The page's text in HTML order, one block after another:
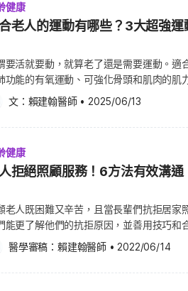
工作佔了所有的時間，不然就失去退休的
資在對的地方，別等到退休後才手忙腳亂
3脂肪酸和肌酸(Creatine)，都是幫助
的牙口不好，食慾差，較需要靠補充品來
個重要的營養素，它是一種小型蛋白質，
生長。
焦點，但我們需要在現實生活中與身邊的
參與所屬的社交圈，有機會就約朋友出去
對此，飲食控制就變得很重要了，像是
物，以及多食用椰子油。若想挑戰超低碳
確地使用保健品也有助於治療阿茲海默症，包括魚油、維生
其藥效，以及您身體的狀況。 4. 持續地
要，即使退休了也要鞭策自己不停地學習
地讓自己休息，長期的工作壓力會對腦造
成長。因此，多給自己安排放鬆的行程是
擇。 5. 優化睡眠品質，排除干擾因子 不難發現，阿茲海默症病患通
有睡眠障礙的困擾，越來越多研究也發現
粉樣蛋白(β amyloid)，這種蛋白質會影
難被清除，同時也會干擾記憶的產製。因
環境和氛圍，排除所有會影響睡眠的原
，重訓能增加人體分泌特殊激素，控制抑
抑硬素量過高，骨質會
也可藉由重訓延緩骨質惡化的情況。 什
of Washington)的激素專家保羅·
和舉重不同，重訓需配合透過身體動作，來提升
運動是在運動時，雙腳或至少一隻腳會接
瑜伽、太極拳、皮拉提斯等。 提醒您，若
藥物，而針對個人狀況設計最合適的運動
健康
老人的運動有哪些？3大超強運
要活就要動，就算老了還是需要運動。適
功能的有氧運動、可強化骨頭和肌肉的肌
訓練等。養成運動習慣永不嫌晚，愈早開
方式正確，其實適度運動可有效預防疾病
介紹這3種適合老人的運動： 1. 有氧運動
、慢跑、游泳、騎自行車或踩飛輪等。有
大家一開始可以先從緩和、時間較短的運
會變較差之外，韌帶和
也都漸漸失去彈性。但藉由肌力訓練可幫
重選手或筋肉人等。我們可以從簡單的運
文： 賴建翰醫師 • 2025/06/13
健康
拒絕照顧服務！6方法有效溝通
老人既困難又辛苦，且當長輩們抗拒居家
能更了解他們的抗拒原因，並善用技巧和
並且在互動上保持和諧了。 老人為什麼
肢體受傷等狀況時，通常就需要別人照顧
認為自己沒有能力和用處的想法，讓他
醫學審稿： 賴建翰醫師 • 2022/06/14